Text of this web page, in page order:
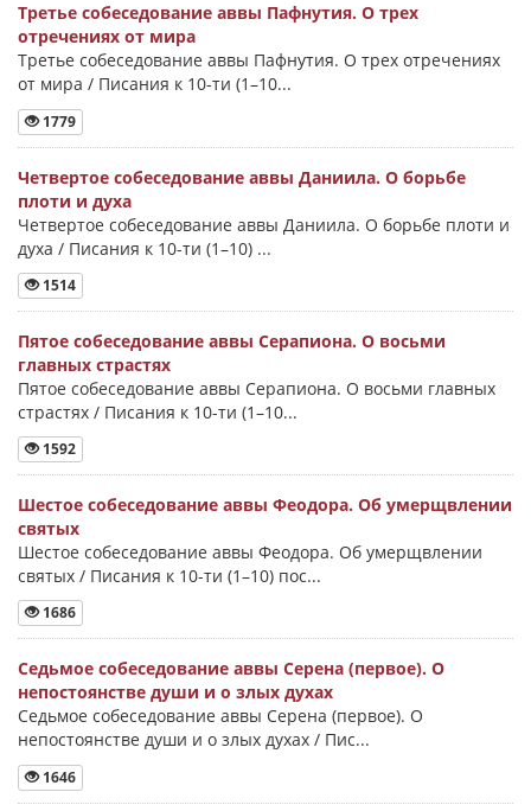
Третье собеседование аввы Пафнутия. О трех
отречениях от мира
Третье собеседование аввы Пафнутия. О трех отречениях
от мира / Писания к 10-ти (1–10...
1779
Четвертое собеседование аввы Даниила. О борьбе
плоти и духа
Четвертое собеседование аввы Даниила. О борьбе плоти и
духа / Писания к 10-ти (1–10) ...
1514
Пятое собеседование аввы Серапиона. О восьми
главных страстях
Пятое собеседование аввы Серапиона. О восьми главных
страстях / Писания к 10-ти (1–10...
1592
Шестое собеседование аввы Феодора. Об умерщвлении
святых
Шестое собеседование аввы Феодора. Об умерщвлении
святых / Писания к 10-ти (1–10) пос...
1686
Седьмое собеседование аввы Серена (первое). О
непостоянстве души и о злых духах
Седьмое собеседование аввы Серена (первое). О
непостоянстве души и о злых духах / Пис...
1646